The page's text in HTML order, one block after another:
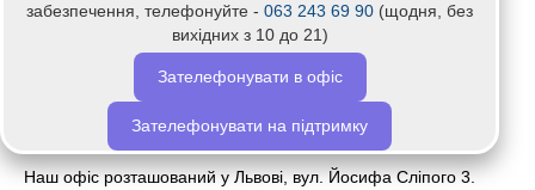
AVL Simulation Suite
Software
Наш офіс розташований у Львові, вул. Йосифа Сліпого 3.
забезпечення, телефонуйте - 063 243 69 90 (щодня, без
вихідних з 10 до 21)
Зателефонувати в офіс
Зателефонувати на підтримку